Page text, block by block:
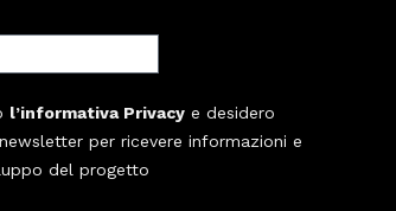
l’informativa Privacy e desidero
per ricevere informazioni e
del progetto